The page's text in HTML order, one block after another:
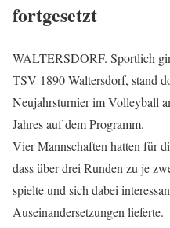
fortgesetzt
WALTERSDORF. Sportlich
TSV 1890 Waltersdorf, stand
Neujahrsturnier im Volleyball
Jahres auf dem Programm.
Vier Mannschaften hatten für
dass über drei Runden zu je
spielte und sich dabei
Auseinandersetzungen lieferte.